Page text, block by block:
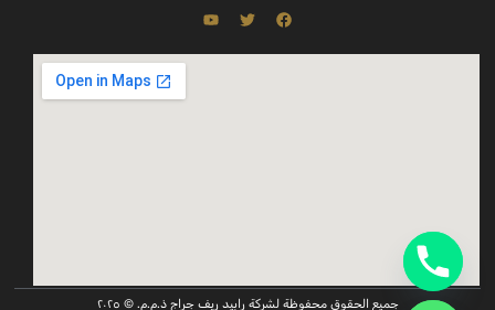
جميع الحقوق محفوظة لشركة رابيد ريف جراج ذ.م.م. © ٢٠٢٥